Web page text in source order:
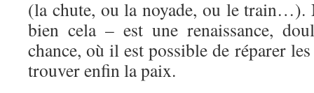
(la chute, ou la noyade, ou le train…).
bien cela – est une renaissance,
chance, où il est possible de réparer
trouver enfin la paix.